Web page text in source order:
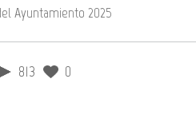
Ayuntamiento 2025
813 0